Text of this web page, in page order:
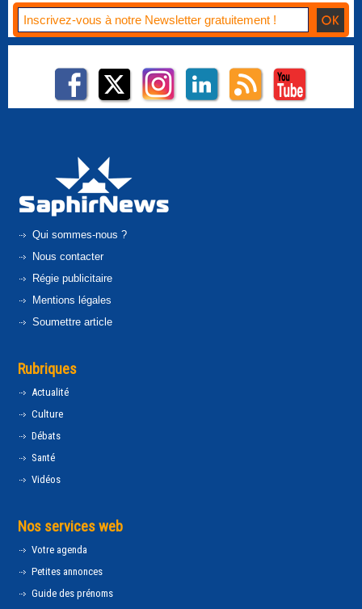
Qui sommes-nous ?
Nous contacter
Régie publicitaire
Mentions légales
Soumettre article
Rubriques
Actualité
Culture
Débats
Santé
Vidéos
Nos services web
Votre agenda
Petites annonces
Guide des prénoms